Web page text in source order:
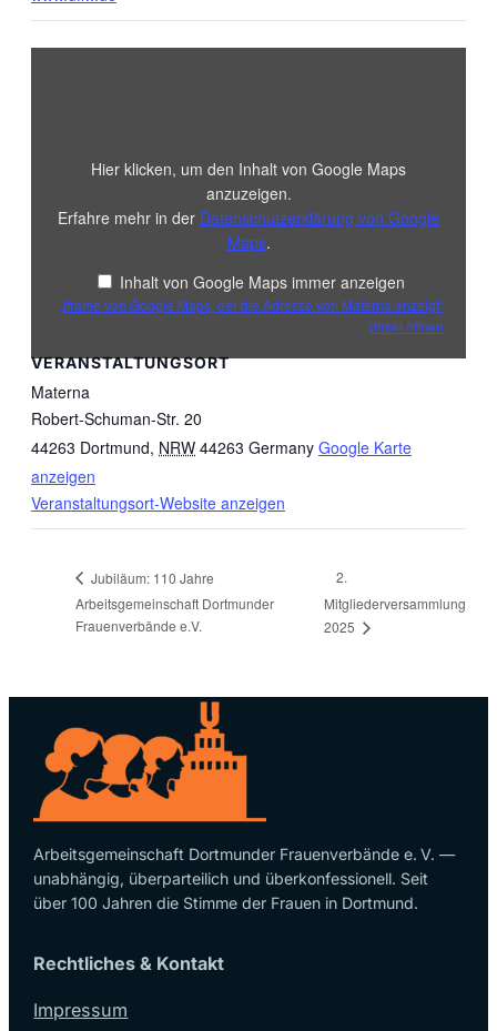
VERANSTALTUNGSORT
Materna
Robert-Schuman-Str. 20
44263 Dortmund, NRW 44263 Germany Google Karte
anzeigen
Veranstaltungsort-Website anzeigen
Hier klicken, um den Inhalt von Google Maps
anzuzeigen.
Erfahre mehr in der Datenschutzerklärung von Google
Maps.
Inhalt von Google Maps immer anzeigen
„Iframe von Google Maps, der die Adresse von Materna anzeigt“
direkt öffnen
Jubiläum: 110 Jahre
Arbeitsgemeinschaft Dortmunder
Frauenverbände e.V.
2.
Mitgliederversammlung
2025
Arbeitsgemeinschaft Dortmunder Frauenverbände e. V. —
unabhängig, überparteilich und überkonfessionell. Seit
über 100 Jahren die Stimme der Frauen in Dortmund.
Rechtliches & Kontakt
Impressum